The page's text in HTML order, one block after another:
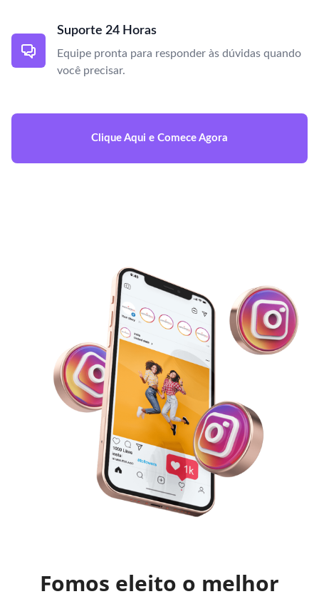
Suporte 24 Horas
Equipe pronta para responder às dúvidas quando
você precisar.
Clique Aqui e Comece Agora
Fomos eleito o melhor